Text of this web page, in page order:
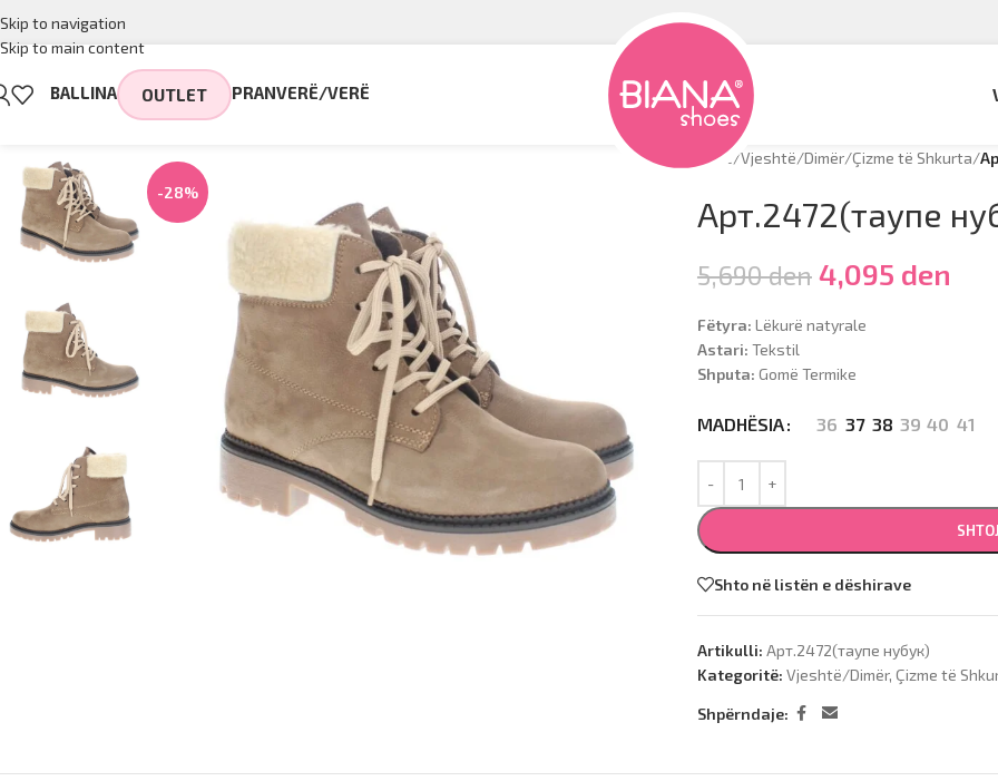
Skip to navigation
Skip to main content
BALLINA OUTLET PRANVERË/VERË
-28%
Hyrje /Vjeshtë/Dimër/Çizme të Shkurta/
Арт.2472(таупе
5,690den 4,095 den
Fëtyra: Lëkurë natyrale
Astari: Tekstil
Shputa: Gomë Termike
MADHËSIA 36 37 38 39 40 41
Shto në listën e dëshirave
Artikulli: Арт.2472(таупе нубук)
Kategoritë: Vjeshtë/Dimër, Çizme të
Shpërndaje: